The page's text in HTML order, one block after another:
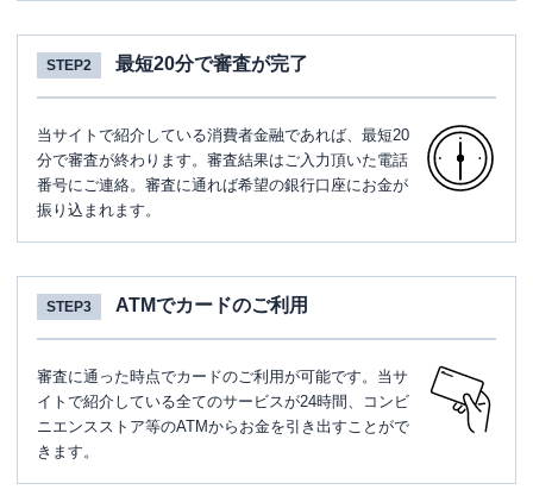
STEP2 最短20分で審査が完了
当サイトで紹介している消費者金融であれば、最短20
分で審査が終わります。審査結果はご入力頂いた電話
番号にご連絡。審査に通れば希望の銀行口座にお金が
振り込まれます。
STEP3 ATMでカードのご利用
審査に通った時点でカードのご利用が可能です。当サ
イトで紹介している全てのサービスが24時間、コンビ
ニエンスストア等のATMからお金を引き出すことがで
きます。